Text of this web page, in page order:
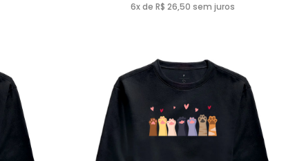
6x de R$ 26,50 sem juros